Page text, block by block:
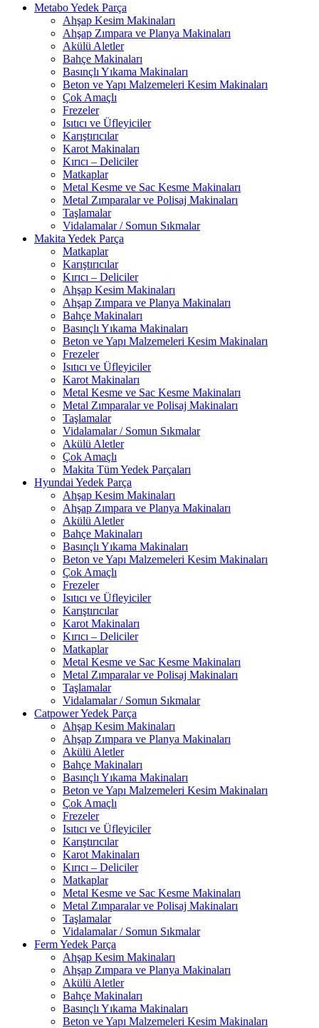
Metabo Yedek Parça
Ahşap Kesim Makinaları
Ahşap Zımpara ve Planya Makinaları
Akülü Aletler
Bahçe Makinaları
Basınçlı Yıkama Makinaları
Beton ve Yapı Malzemeleri Kesim Makinaları
Çok Amaçlı
Frezeler
Isıtıcı ve Üfleyiciler
Karıştırıcılar
Karot Makinaları
Kırıcı – Deliciler
Matkaplar
Metal Kesme ve Sac Kesme Makinaları
Metal Zımparalar ve Polisaj Makinaları
Taşlamalar
Vidalamalar / Somun Sıkmalar
Makita Yedek Parça
Matkaplar
Karıştırıcılar
Kırıcı – Deliciler
Ahşap Kesim Makinaları
Ahşap Zımpara ve Planya Makinaları
Bahçe Makinaları
Basınçlı Yıkama Makinaları
Beton ve Yapı Malzemeleri Kesim Makinaları
Frezeler
Isıtıcı ve Üfleyiciler
Karot Makinaları
Metal Kesme ve Sac Kesme Makinaları
Metal Zımparalar ve Polisaj Makinaları
Taşlamalar
Vidalamalar / Somun Sıkmalar
Akülü Aletler
Çok Amaçlı
Makita Tüm Yedek Parçaları
Hyundai Yedek Parça
Ahşap Kesim Makinaları
Ahşap Zımpara ve Planya Makinaları
Akülü Aletler
Bahçe Makinaları
Basınçlı Yıkama Makinaları
Beton ve Yapı Malzemeleri Kesim Makinaları
Çok Amaçlı
Frezeler
Isıtıcı ve Üfleyiciler
Karıştırıcılar
Karot Makinaları
Kırıcı – Deliciler
Matkaplar
Metal Kesme ve Sac Kesme Makinaları
Metal Zımparalar ve Polisaj Makinaları
Taşlamalar
Vidalamalar / Somun Sıkmalar
Catpower Yedek Parça
Ahşap Kesim Makinaları
Ahşap Zımpara ve Planya Makinaları
Akülü Aletler
Bahçe Makinaları
Basınçlı Yıkama Makinaları
Beton ve Yapı Malzemeleri Kesim Makinaları
Çok Amaçlı
Frezeler
Isıtıcı ve Üfleyiciler
Karıştırıcılar
Karot Makinaları
Kırıcı – Deliciler
Matkaplar
Metal Kesme ve Sac Kesme Makinaları
Metal Zımparalar ve Polisaj Makinaları
Taşlamalar
Vidalamalar / Somun Sıkmalar
Ferm Yedek Parça
Ahşap Kesim Makinaları
Ahşap Zımpara ve Planya Makinaları
Akülü Aletler
Bahçe Makinaları
Basınçlı Yıkama Makinaları
Beton ve Yapı Malzemeleri Kesim Makinaları